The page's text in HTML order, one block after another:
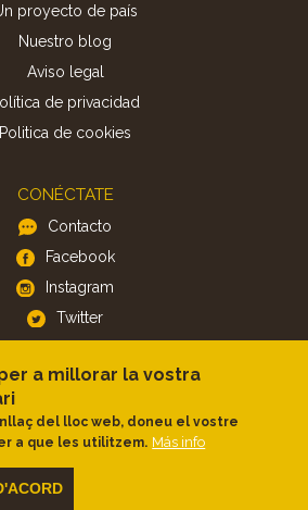
proyecto de país
Nuestro blog
Aviso legal
de privacidad
Politica de cookies
CONÉCTATE
Contacto
Facebook
Instagram
Twitter
APP
Android
a millorar la vostra
del lloc web, doneu el vostre
a que les utilitzem. Más info